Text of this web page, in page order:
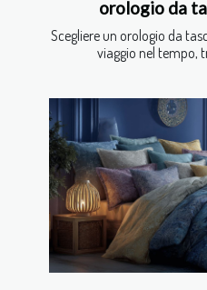
orologio da
Scegliere un orologio da
viaggio nel tempo,